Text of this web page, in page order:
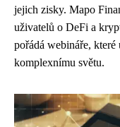
jejich zisky. Mapo
uživatelů o DeFi a
pořádá webináře,
komplexnímu světu.